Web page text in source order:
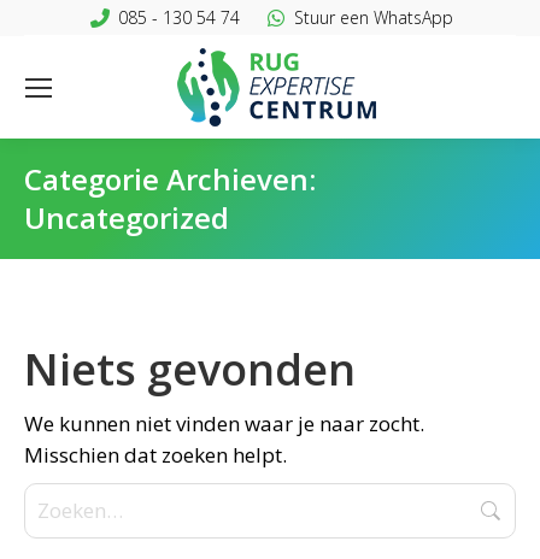
085 - 130 54 74 Stuur een WhatsApp
Categorie Archieven:
Uncategorized
Niets gevonden
We kunnen niet vinden waar je naar zocht.
Misschien dat zoeken helpt.
Zoeken: